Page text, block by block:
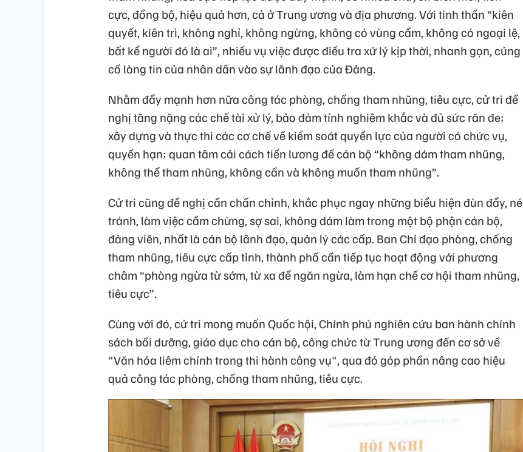
cực, đồng bộ, hiệu quả hơn, cả ở Trung ương và địa phương. Với tinh thần “kiên
quyết, kiên trì, không nghỉ, không ngừng, không có vùng cấm, không có ngoại lệ,
bất kể người đó là ai”, nhiều vụ việc được điều tra xử lý kịp thời, nhanh gọn, củng
cố lòng tin của nhân dân vào sự lãnh đạo của Đảng.
Nhằm đẩy mạnh hơn nữa công tác phòng, chống tham nhũng, tiêu cực, cử tri đề
nghị tăng nặng các chế tài xử lý, bảo đảm tính nghiêm khắc và đủ sức răn đe;
xây dựng và thực thi các cơ chế về kiểm soát quyền lực của người có chức vụ,
quyền hạn; quan tâm cải cách tiền lương để cán bộ “không dám tham nhũng,
không thể tham nhũng, không cần và không muốn tham nhũng”.
Cử tri cũng đề nghị cần chấn chỉnh, khắc phục ngay những biểu hiện đùn đẩy, né
tránh, làm việc cầm chừng, sợ sai, không dám làm trong một bộ phận cán bộ,
đảng viên, nhất là cán bộ lãnh đạo, quản lý các cấp. Ban Chỉ đạo phòng, chống
tham nhũng, tiêu cực cấp tỉnh, thành phố cần tiếp tục hoạt động với phương
châm “phòng ngừa từ sớm, từ xa để ngăn ngừa, làm hạn chế cơ hội tham nhũng,
tiêu cực”.
Cùng với đó, cử tri mong muốn Quốc hội, Chính phủ nghiên cứu ban hành chính
sách bồi dưỡng, giáo dục cho cán bộ, công chức từ Trung ương đến cơ sở về
"Văn hóa liêm chính trong thi hành công vụ", qua đó góp phần nâng cao hiệu
quả công tác phòng, chống tham nhũng, tiêu cực.